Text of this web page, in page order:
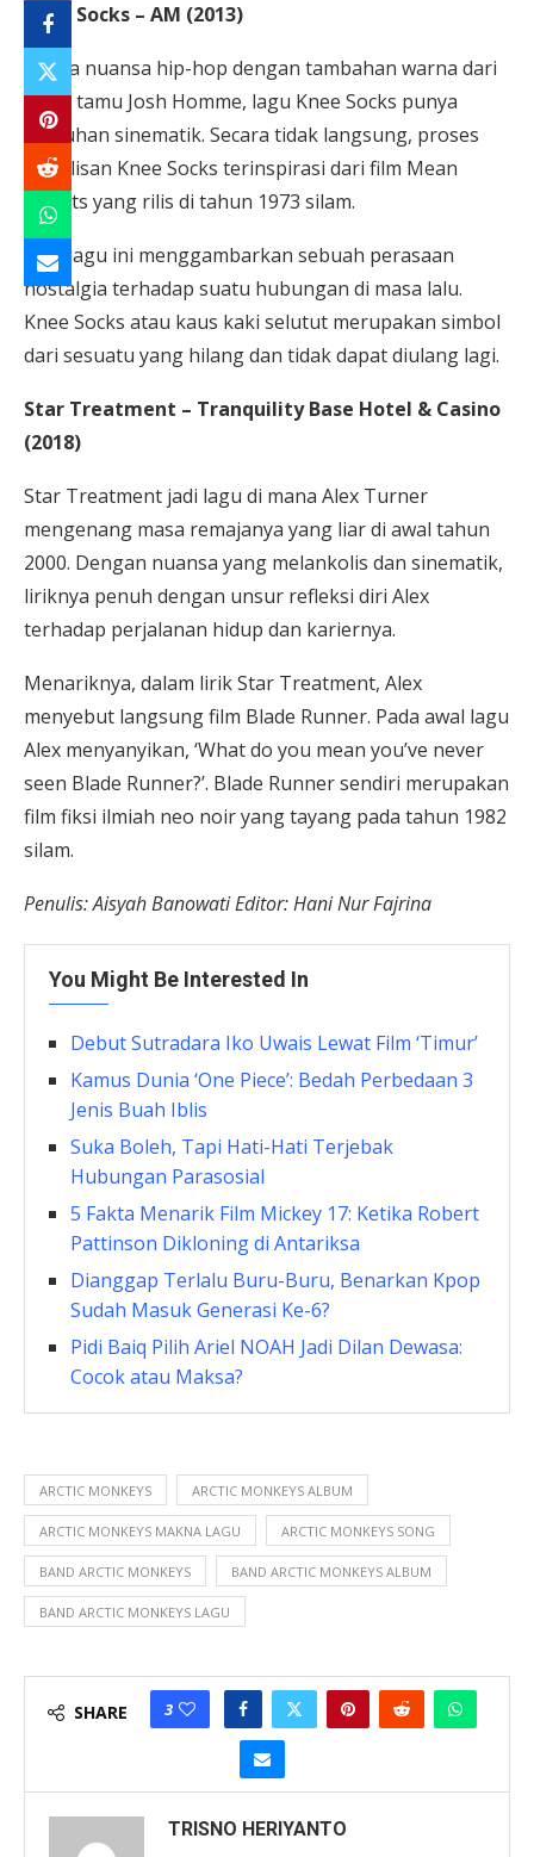
Knee Socks – AM (2013)
Punya nuansa hip-hop dengan tambahan warna dari
vokal tamu Josh Homme, lagu Knee Socks punya
sentuhan sinematik. Secara tidak langsung, proses
penulisan Knee Socks terinspirasi dari film Mean
Streets yang rilis di tahun 1973 silam.
Lirik lagu ini menggambarkan sebuah perasaan
nostalgia terhadap suatu hubungan di masa lalu.
Knee Socks atau kaus kaki selutut merupakan simbol
dari sesuatu yang hilang dan tidak dapat diulang lagi.
Star Treatment – Tranquility Base Hotel & Casino
(2018)
Star Treatment jadi lagu di mana Alex Turner
mengenang masa remajanya yang liar di awal tahun
2000. Dengan nuansa yang melankolis dan sinematik,
liriknya penuh dengan unsur refleksi diri Alex
terhadap perjalanan hidup dan kariernya.
Menariknya, dalam lirik Star Treatment, Alex
menyebut langsung film Blade Runner. Pada awal lagu
Alex menyanyikan, ‘What do you mean you’ve never
seen Blade Runner?’. Blade Runner sendiri merupakan
film fiksi ilmiah neo noir yang tayang pada tahun 1982
silam.
Penulis: Aisyah Banowati Editor: Hani Nur Fajrina
You Might Be Interested In
Debut Sutradara Iko Uwais Lewat Film ‘Timur’
Kamus Dunia ‘One Piece’: Bedah Perbedaan 3
Jenis Buah Iblis
Suka Boleh, Tapi Hati-Hati Terjebak
Hubungan Parasosial
5 Fakta Menarik Film Mickey 17: Ketika Robert
Pattinson Dikloning di Antariksa
Dianggap Terlalu Buru-Buru, Benarkan Kpop
Sudah Masuk Generasi Ke-6?
Pidi Baiq Pilih Ariel NOAH Jadi Dilan Dewasa:
Cocok atau Maksa?
ARCTIC MONKEYS ARCTIC MONKEYS ALBUM
ARCTIC MONKEYS MAKNA LAGU ARCTIC MONKEYS SONG
BAND ARCTIC MONKEYS BAND ARCTIC MONKEYS ALBUM
BAND ARCTIC MONKEYS LAGU
SHARE 3
TRISNO HERIYANTO